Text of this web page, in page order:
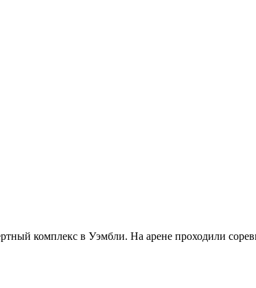
комплекс в Уэмбли. На арене проходили